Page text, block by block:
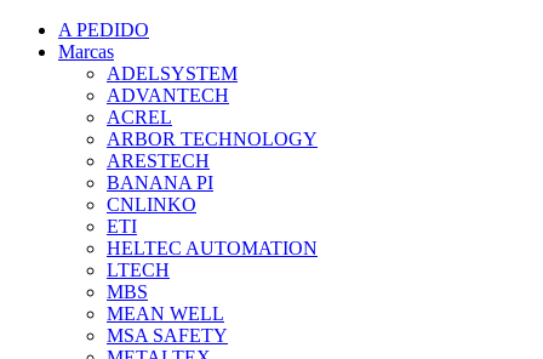
A PEDIDO
Marcas
ADELSYSTEM
ADVANTECH
ACREL
ARBOR TECHNOLOGY
ARESTECH
BANANA PI
CNLINKO
ETI
HELTEC AUTOMATION
LTECH
MBS
MEAN WELL
MSA SAFETY